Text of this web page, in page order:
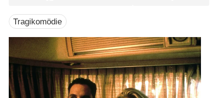
Tragikomödie